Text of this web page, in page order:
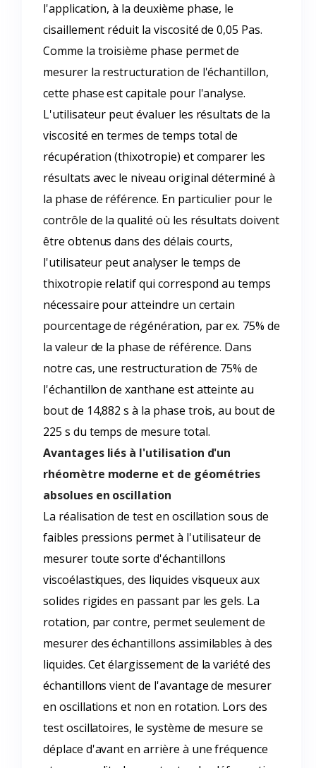
l'application, à la deuxième phase, le
cisaillement réduit la viscosité de 0,05 Pas.
Comme la troisième phase permet de
mesurer la restructuration de l'échantillon,
cette phase est capitale pour l'analyse.
L'utilisateur peut évaluer les résultats de la
viscosité en termes de temps total de
récupération (thixotropie) et comparer les
résultats avec le niveau original déterminé à
la phase de référence. En particulier pour le
contrôle de la qualité où les résultats doivent
être obtenus dans des délais courts,
l'utilisateur peut analyser le temps de
thixotropie relatif qui correspond au temps
nécessaire pour atteindre un certain
pourcentage de régénération, par ex. 75% de
la valeur de la phase de référence. Dans
notre cas, une restructuration de 75% de
l'échantillon de xanthane est atteinte au
bout de 14,882 s à la phase trois, au bout de
225 s du temps de mesure total.
Avantages liés à l'utilisation d'un
rhéomètre moderne et de géométries
absolues en oscillation
La réalisation de test en oscillation sous de
faibles pressions permet à l'utilisateur de
mesurer toute sorte d'échantillons
viscoélastiques, des liquides visqueux aux
solides rigides en passant par les gels. La
rotation, par contre, permet seulement de
mesurer des échantillons assimilables à des
liquides. Cet élargissement de la variété des
échantillons vient de l'avantage de mesurer
en oscillations et non en rotation. Lors des
test oscillatoires, le système de mesure se
déplace d'avant en arrière à une fréquence